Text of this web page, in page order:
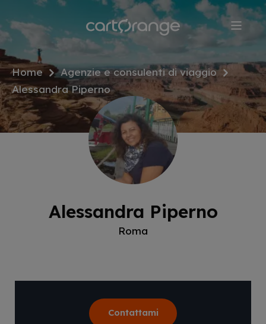
contenuto
principale
Home
Agenzie e consulenti di viaggio
Alessandra Piperno
Alessandra Piperno
Roma
Contattami